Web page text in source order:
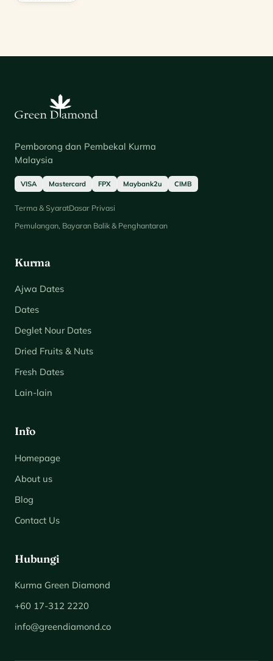
Pemborong dan Pembekal Kurma
Malaysia
VISA Mastercard FPX Maybank2u CIMB
Terma & SyaratDasar Privasi
Pemulangan, Bayaran Balik & Penghantaran
Kurma
Ajwa Dates
Dates
Deglet Nour Dates
Dried Fruits & Nuts
Fresh Dates
Lain-lain
Info
Homepage
About us
Blog
Contact Us
Hubungi
Kurma Green Diamond
+60 17-312 2220
info@greendiamond.co